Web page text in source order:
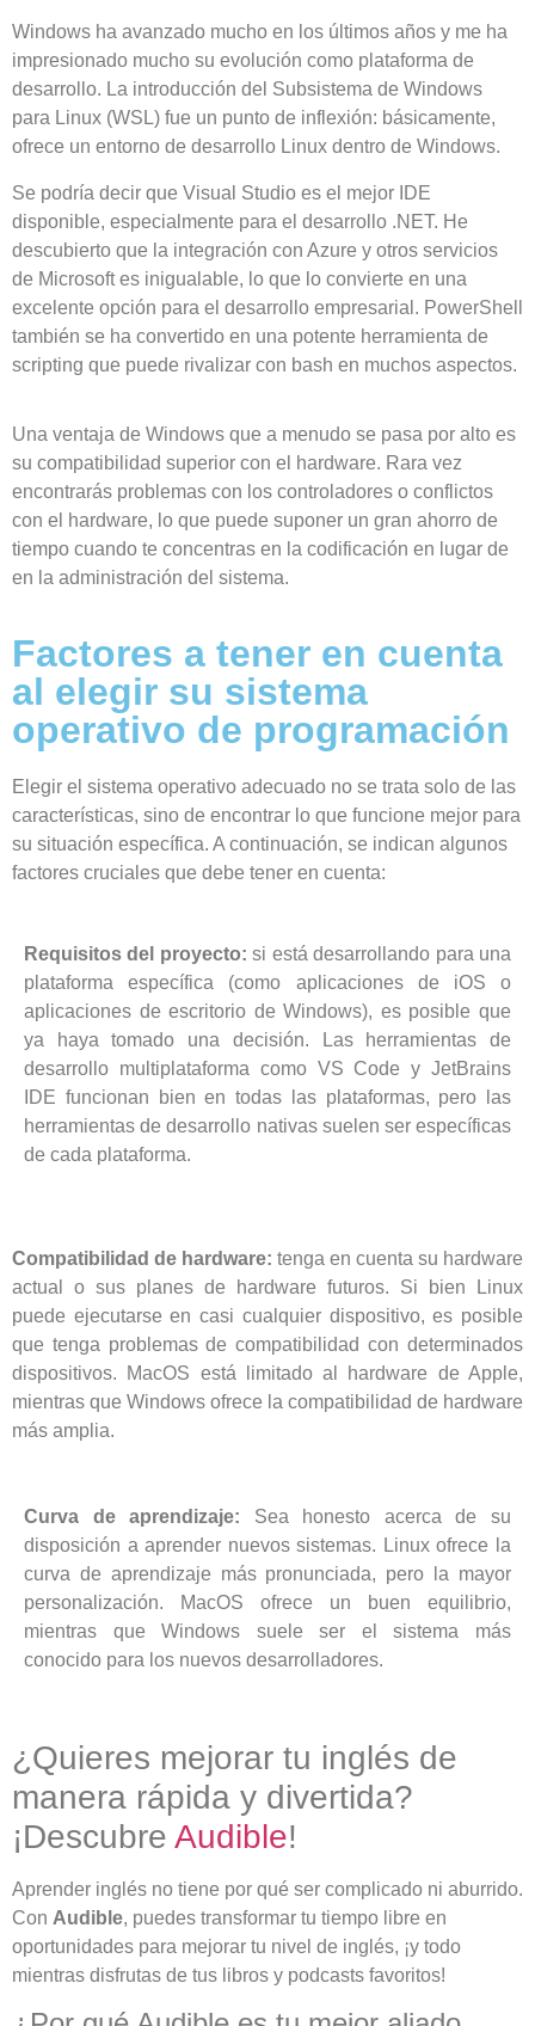
Windows ha avanzado mucho en los últimos años y me ha
impresionado mucho su evolución como plataforma de
desarrollo. La introducción del Subsistema de Windows
para Linux (WSL) fue un punto de inflexión: básicamente,
ofrece un entorno de desarrollo Linux dentro de Windows.
Se podría decir que Visual Studio es el mejor IDE
disponible, especialmente para el desarrollo .NET. He
descubierto que la integración con Azure y otros servicios
de Microsoft es inigualable, lo que lo convierte en una
excelente opción para el desarrollo empresarial. PowerShell
también se ha convertido en una potente herramienta de
scripting que puede rivalizar con bash en muchos aspectos.
Una ventaja de Windows que a menudo se pasa por alto es
su compatibilidad superior con el hardware. Rara vez
encontrarás problemas con los controladores o conflictos
con el hardware, lo que puede suponer un gran ahorro de
tiempo cuando te concentras en la codificación en lugar de
en la administración del sistema.
Factores a tener en cuenta
al elegir su sistema
operativo de programación
Elegir el sistema operativo adecuado no se trata solo de las
características, sino de encontrar lo que funcione mejor para
su situación específica. A continuación, se indican algunos
factores cruciales que debe tener en cuenta:
Requisitos del proyecto: si está desarrollando para una
plataforma específica (como aplicaciones de iOS o
aplicaciones de escritorio de Windows), es posible que
ya haya tomado una decisión. Las herramientas de
desarrollo multiplataforma como VS Code y JetBrains
IDE funcionan bien en todas las plataformas, pero las
herramientas de desarrollo nativas suelen ser específicas
de cada plataforma.
Compatibilidad de hardware: tenga en cuenta su hardware
actual o sus planes de hardware futuros. Si bien Linux
puede ejecutarse en casi cualquier dispositivo, es posible
que tenga problemas de compatibilidad con determinados
dispositivos. MacOS está limitado al hardware de Apple,
mientras que Windows ofrece la compatibilidad de hardware
más amplia.
Curva de aprendizaje: Sea honesto acerca de su
disposición a aprender nuevos sistemas. Linux ofrece la
curva de aprendizaje más pronunciada, pero la mayor
personalización. MacOS ofrece un buen equilibrio,
mientras que Windows suele ser el sistema más
conocido para los nuevos desarrolladores.
¿Quieres mejorar tu inglés de
manera rápida y divertida?
¡Descubre Audible!
Aprender inglés no tiene por qué ser complicado ni aburrido.
Con Audible, puedes transformar tu tiempo libre en
oportunidades para mejorar tu nivel de inglés, ¡y todo
mientras disfrutas de tus libros y podcasts favoritos!